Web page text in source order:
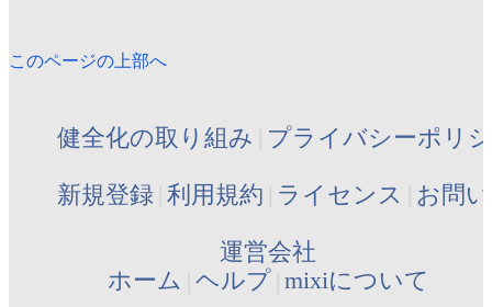
このページの上部へ
健全化の取り組み プライバシーポリ
新規登録 利用規約 ライセンス お問
運営会社
ホーム ヘルプ mixiについて